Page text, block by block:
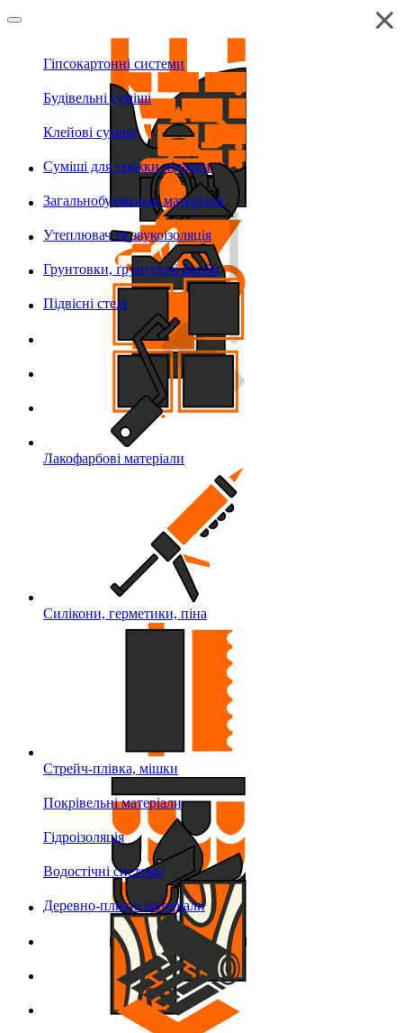
Гіпсокартонні системи
Будівельні суміші
Клейові суміші
Суміші для стяжки підлоги
Загальнобудівельні матеріали
Утеплювач та звукоізоляція
Грунтовки, ґрунтуючі фарби
Підвісні стелі
Лакофарбові матеріали
Силікони, герметики, піна
Стрейч-плівка, мішки
Покрівельні матеріали
Гідроізоляція
Водостічні системи
Деревно-плитні матеріали